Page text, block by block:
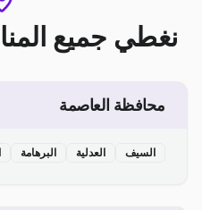
نغطي جميع
محافظة العاصمة
السيف العدلية البرهامة